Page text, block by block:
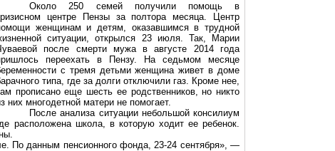
Около 250 семей получили помощь в
центре Пензы за полтора месяца. Центр
женщинам и детям, оказавшимся в трудной
ситуации, открылся 23 июля. Так, Марии
после смерти мужа в августе 2014 года
переехать в Пензу. На седьмом месяце
с тремя детьми женщина живет в доме
типа, где за долги отключили газ. Кроме нее,
прописано еще шесть ее родственников, но никто
них многодетной матери не помогает.
После анализа ситуации небольшой консилиум
расположена школа, в которую ходит ее ребенок.
По данным пенсионного фонда, 23-24 сентября», —